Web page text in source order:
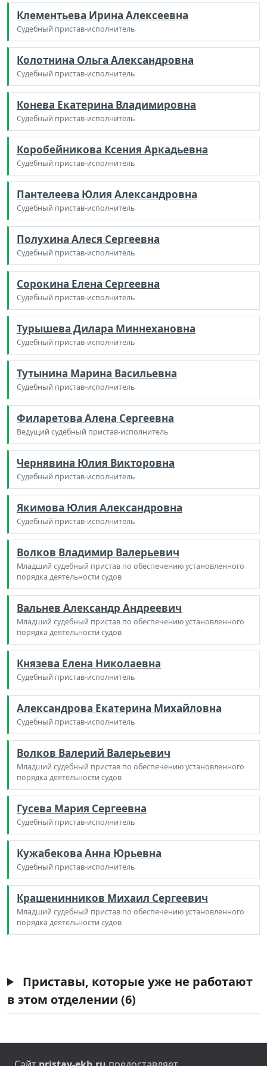
Клементьева Ирина Алексеевна
Судебный пристав-исполнитель
Колотнина Ольга Александровна
Судебный пристав-исполнитель
Конева Екатерина Владимировна
Судебный пристав-исполнитель
Коробейникова Ксения Аркадьевна
Судебный пристав-исполнитель
Пантелеева Юлия Александровна
Судебный пристав-исполнитель
Полухина Алеся Сергеевна
Судебный пристав-исполнитель
Сорокина Елена Сергеевна
Судебный пристав-исполнитель
Турышева Дилара Миннехановна
Судебный пристав-исполнитель
Тутынина Марина Васильевна
Судебный пристав-исполнитель
Филаретова Алена Сергеевна
Ведущий судебный пристав-исполнитель
Чернявина Юлия Викторовна
Судебный пристав-исполнитель
Якимова Юлия Александровна
Судебный пристав-исполнитель
Волков Владимир Валерьевич
Младший судебный пристав по обеспечению установленного
порядка деятельности судов
Вальнев Александр Андреевич
Младший судебный пристав по обеспечению установленного
порядка деятельности судов
Князева Елена Николаевна
Судебный пристав-исполнитель
Александрова Екатерина Михайловна
Судебный пристав-исполнитель
Волков Валерий Валерьевич
Младший судебный пристав по обеспечению установленного
порядка деятельности судов
Гусева Мария Сергеевна
Судебный пристав-исполнитель
Кужабекова Анна Юрьевна
Судебный пристав-исполнитель
Крашенинников Михаил Сергеевич
Младший судебный пристав по обеспечению установленного
порядка деятельности судов
Приставы, которые уже не работают
в этом отделении (6)